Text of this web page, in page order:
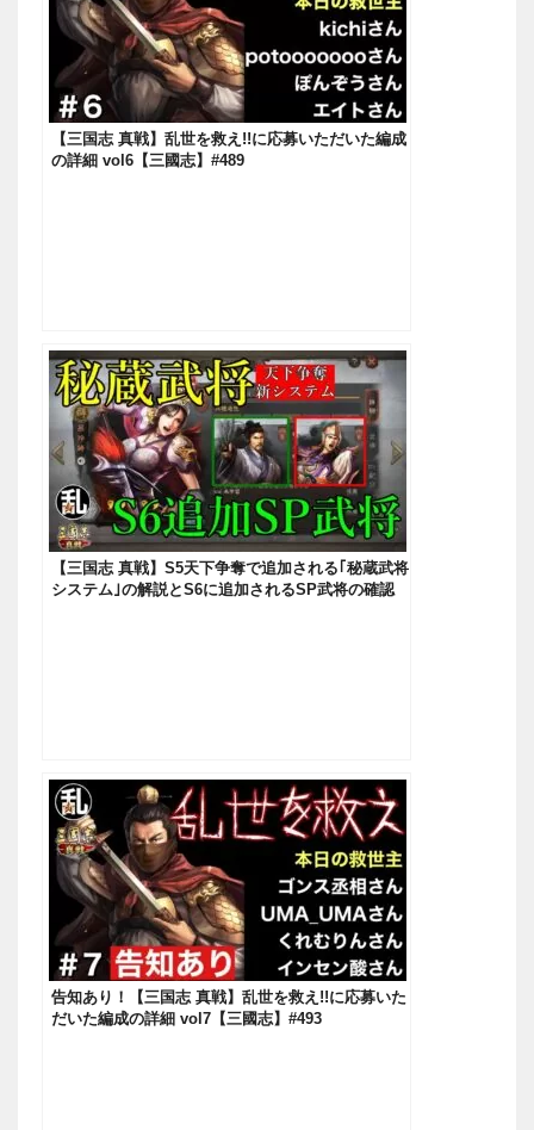
【三国志 真戦】乱世を救え!!に応募いただいた編成
の詳細 vol6【三國志】#489
【三国志 真戦】S5天下争奪で追加される｢秘蔵武将
システム｣の解説とS6に追加されるSP武将の確認
告知あり！【三国志 真戦】乱世を救え!!に応募いた
だいた編成の詳細 vol7【三國志】#493